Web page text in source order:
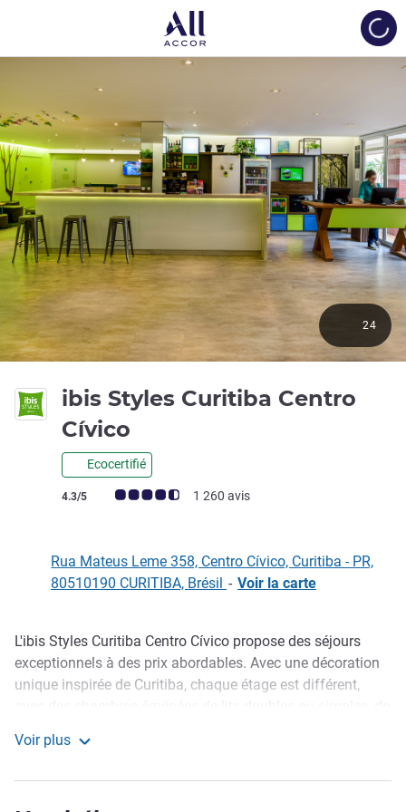
ibis Styles Curitiba Centro
Cívico
Ecocertifié
Note Avis clients (Note ALL)
4.3/5 1 260 avis
24
Rua Mateus Leme 358, Centro Cívico, Curitiba - PR,
80510190 CURITIBA, Brésil - Voir la carte
Description
L'ibis Styles Curitiba Centro Cívico propose des séjours
exceptionnels à des prix abordables. Avec une décoration
unique inspirée de Curitiba, chaque étage est différent,
déjeuner et le restaurant proposent une grande variété de
Voir plus